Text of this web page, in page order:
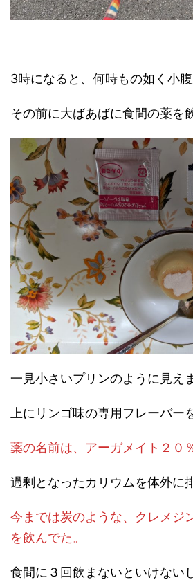
3時になると、何時もの如く小腹
その前に大ばあばに食間の薬を
一見小さいプリンのように見え
上にリンゴ味の専用フレーバー
薬の名前は、アーガメイト２０
過剰となったカリウムを体外に
今までは炭のような、クレメジ
を飲んでた。
食間に３回飲まないといけない